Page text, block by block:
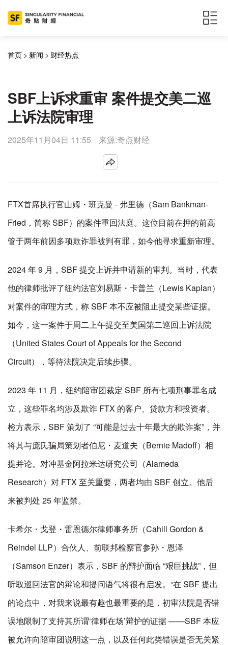
首页 > 新闻 > 财经热点
SBF上诉求重审 案件提交美二巡
上诉法院审理
2025年11月04日 11:55 来源:奇点财经
FTX首席执行官山姆・班克曼 - 弗里德（Sam Bankman-
Fried，简称 SBF）的案件重回法庭。这位目前在押的前高
管于两年前因多项欺诈罪被判有罪，如今他寻求重新审理。
2024 年 9 月，SBF 提交上诉并申请新的审判。当时，代表
他的律师批评了纽约法官刘易斯・卡普兰（Lewis Kaplan）
对案件的审理方式，称 SBF 本不应被阻止提交某些证据。
如今，这一案件于周二上午提交至美国第二巡回上诉法院
（United States Court of Appeals for the Second
Circuit），等待法院决定后续步骤。
2023 年 11 月，纽约陪审团裁定 SBF 所有七项刑事罪名成
立，这些罪名均涉及欺诈 FTX 的客户、贷款方和投资者。
检方表示，SBF 策划了 “可能是过去十年最大的欺诈案”，并
将其与庞氏骗局策划者伯尼・麦道夫（Bernie Madoff）相
提并论。对冲基金阿拉米达研究公司（Alameda
Research）对 FTX 至关重要，两者均由 SBF 创立。他后
来被判处 25 年监禁。
卡希尔・戈登・雷恩德尔律师事务所（Cahill Gordon &
Reindel LLP）合伙人、前联邦检察官参孙・恩泽
（Samson Enzer）表示，SBF 的辩护面临 “艰巨挑战”，但
听取巡回法官的辩论和提问语气将很有启发。“在 SBF 提出
的论点中，对我来说最有趣也最重要的是，初审法院是否错
误地限制了支持其所谓‘律师在场’辩护的证据 ——SBF 本应
被允许向陪审团说明这一点，以及任何此类错误是否无关紧